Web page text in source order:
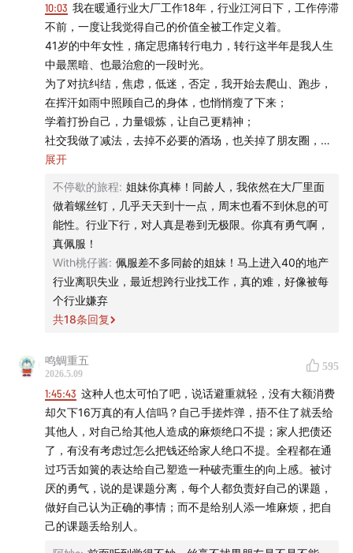
今天这期节目，我们选了五位听友的故事。
TA 们的经历很不一样，但都在某个时刻意识到：
收入无法代表我，远在这些之外，我还有想陪伴的人，有
想照顾的生命，有重新捡起来的爱好，也有需要坦诚以对
的人生课题。
希望这期节目，你也会喜欢。
🔗 官方地址
如果你所使用的客户端显示不全，请点此访问有知有行的
官网查看全文
🪡 时间轴
13:10
做编剧近十年后，我不再为自己创作出来的作品感到
兴奋了
在家乡的初春里，和家人一起追着落日骑行，行道
树两旁的花盛放
如果当下的生活，是你十年后还想过的生活，那它
就有意义
10:03 我在暖通行业大厂工作18年，行业江河日下，工作停滞
不前，一度让我觉得自己的价值全被工作定义着。
41岁的中年女性，痛定思痛转行电力，转行这半年是我人生
中最黑暗、也最治愈的一段时光。
为了对抗纠结，焦虑，低迷，否定，我开始去爬山、跑步，
在挥汗如雨中照顾自己的身体，也悄悄瘦了下来；
学着打扮自己，力量锻炼，让自己更精神；
社交我做了减法，去掉不必要的酒场，也关掉了朋友圈，不
再被别人的生活牵着走；
我把生活节奏彻底放慢，开始坐公交、独自去旅游、去爬
山，第一次把重心完全放在自己身上。
也是在这段日子里，我慢慢变得从容淡定，也在新的电力行
业里，认识了很多正能量的同路人。
从12月到现在4月份，报价方案做了93份，半年时间完成了
2000万，提前完成了全年业绩。从大厂螺丝钉到小公司的项
目经理，虽然很累很累但是能力和认知提升超过过去10年，
原来跳出舒适圈的痛苦，不是为了否定过去，而是为了让我
现在终于迎来了人生的曙光，也想和所有在转型、迷茫、熬
低谷的朋友说：别慌，别放弃，把目光放回自己身上，好好
爱自己，不要有年龄焦虑，也不要只有工作，要有值得浪费
的爱好
展开
不停歇的旅程: 姐妹你真棒！同龄人，我依然在大厂里面
做着螺丝钉，几乎天天到十一点，周末也看不到休息的可
能性。行业下行，对人真是卷到无极限。你真有勇气啊，
真佩服！
With桃仔酱: 佩服差不多同龄的姐妹！马上进入40的地产
行业离职失业，最近想跨行业找工作，真的难，好像被每
个行业嫌弃
共18条回复
鸣蜩重五
2026.5.09
595
1:45:43 这种人也太可怕了吧，说话避重就轻，没有大额消费
却欠下16万真的有人信吗？自己手搓炸弹，捂不住了就丢给
其他人，对自己给其他人造成的麻烦绝口不提；家人把债还
了，有没有考虑过怎么把钱还给家人绝口不提。全程都在通
过巧舌如簧的表达给自己塑造一种破壳重生的向上感。被讨
厌的勇气，说的是课题分离，每个人都负责好自己的课题，
做好自己认为正确的事情；而不是给别人添一堆麻烦，把自
己的课题丢给别人。